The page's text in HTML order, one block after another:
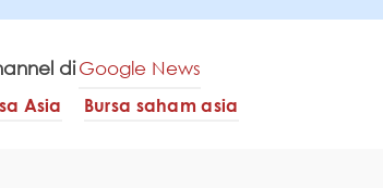
diGoogle News
Asia Bursa saham asia